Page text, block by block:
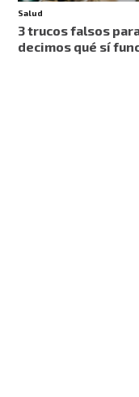
Salud
3 trucos falsos
decimos qué sí